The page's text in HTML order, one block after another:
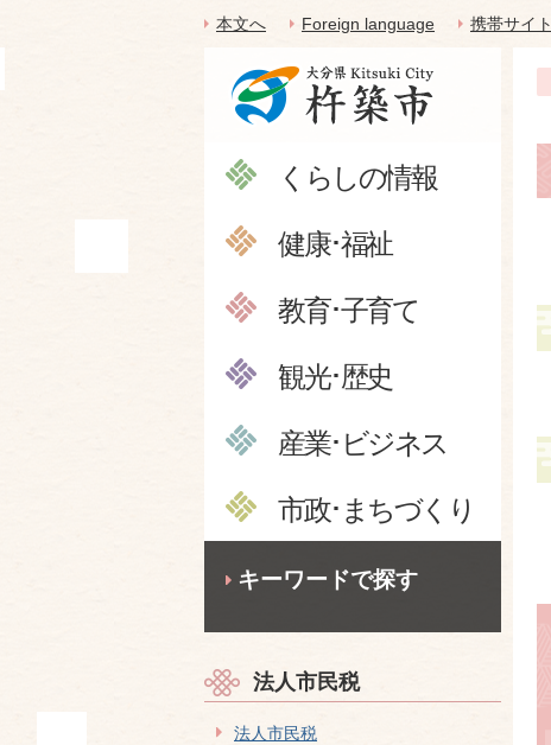
本文へ Foreign language 携帯サイト
くらしの情報
健康･福祉
教育･子育て
観光･歴史
産業･ビジネス
市政･まちづくり
キーワードで探す
法人市民税
法人市民税